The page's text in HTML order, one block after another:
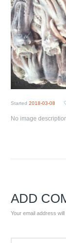
Started2018-03-08
No image
ADD
Your email address